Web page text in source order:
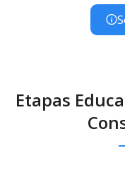
Etapas